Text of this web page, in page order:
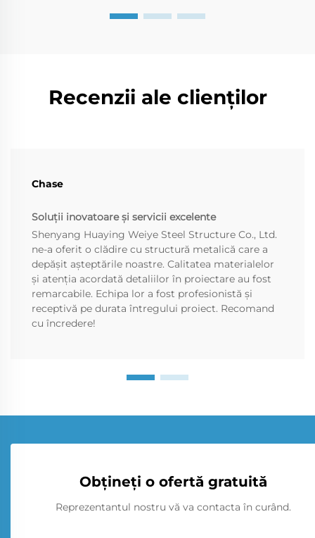
Recenzii ale clienților
Chase
Soluții inovatoare și servicii excelente
Shenyang Huaying Weiye Steel Structure Co., Ltd.
ne-a oferit o clădire cu structură metalică care a
depășit așteptările noastre. Calitatea materialelor
și atenția acordată detaliilor în proiectare au fost
remarcabile. Echipa lor a fost profesionistă și
receptivă pe durata întregului proiect. Recomand
cu încredere!
Obțineți o ofertă gratuită
Reprezentantul nostru vă va contacta în curând.